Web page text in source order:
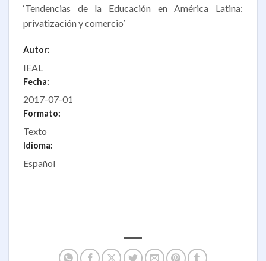
‘Tendencias de la Educación en América Latina:
privatización y comercio’
Autor:
IEAL
Fecha:
2017-07-01
Formato:
Texto
Idioma:
Español